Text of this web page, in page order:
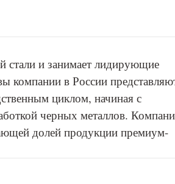
стали и занимает лидирующие
компании в России
циклом, начиная с
черных металлов.
долей продукции премиум-